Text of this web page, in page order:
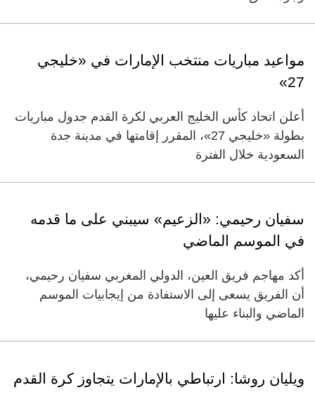
مواعيد مباريات منتخب الإمارات في «خليجي
27»
أعلن اتحاد كأس الخليج العربي لكرة القدم جدول مباريات
بطولة «خليجي 27»، المقرر إقامتها في مدينة جدة
السعودية خلال الفترة
سفيان رحيمي: «الزعيم» سيبني على ما قدمه
في الموسم الماضي
أكد مهاجم فريق العين، الدولي المغربي سفيان رحيمي،
أن الفريق يسعى إلى الاستفادة من إيجابيات الموسم
الماضي والبناء عليها
ويليان روشا: ارتباطي بالإمارات يتجاوز كرة القدم